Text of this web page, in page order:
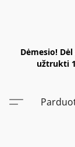
Dėmesio!
užtrukti